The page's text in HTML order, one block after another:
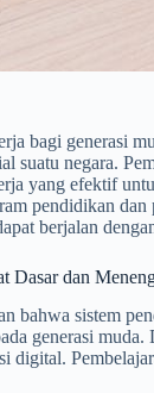
bagi generasi
suatu negara.
yang efektif
pendidikan
berjalan
Dasar dan
bahwa sistem
generasi
digital.